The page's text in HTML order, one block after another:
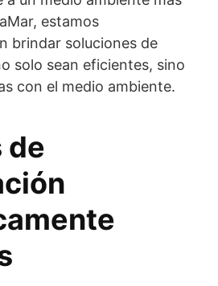
estamos
brindar soluciones de
solo sean eficientes, sino
con el medio ambiente.
de